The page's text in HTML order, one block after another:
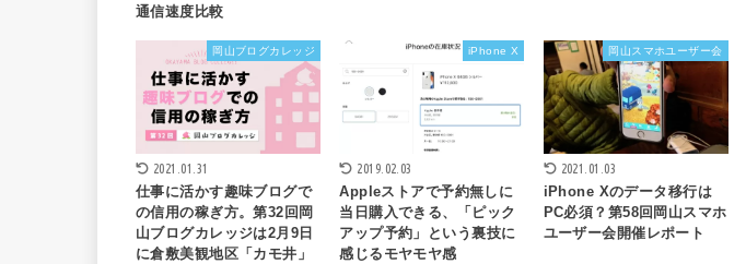
通信速度比較
岡山ブログカレッジ
2021.01.31
仕事に活かす趣味ブログで
の信用の稼ぎ方。第32回岡
山ブログカレッジは2月9日
に倉敷美観地区「カモ井」
iPhone X
2019.02.03
Appleストアで予約無しに
当日購入できる、「ピック
アップ予約」という裏技に
感じるモヤモヤ感
岡山スマホユーザー会
2021.01.03
iPhone Xのデータ移行は
PC必須？第58回岡山スマホ
ユーザー会開催レポート